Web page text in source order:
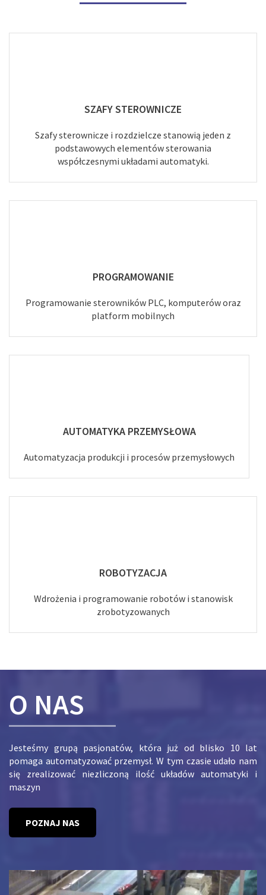
SZAFY STEROWNICZE
Szafy sterownicze i rozdzielcze stanowią jeden z
podstawowych elementów sterowania
współczesnymi układami automatyki.
PROGRAMOWANIE
Programowanie sterowników PLC, komputerów oraz
platform mobilnych
AUTOMATYKA PRZEMYSŁOWA
Automatyzacja produkcji i procesów przemysłowych
ROBOTYZACJA
Wdrożenia i programowanie robotów i stanowisk
zrobotyzowanych
O NAS
Jesteśmy grupą pasjonatów, która już od blisko 10 lat
pomaga automatyzować przemysł. W tym czasie udało nam
się zrealizować niezliczoną ilość układów automatyki i
maszyn
POZNAJ NAS